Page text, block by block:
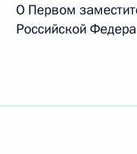
О Первом
Российской